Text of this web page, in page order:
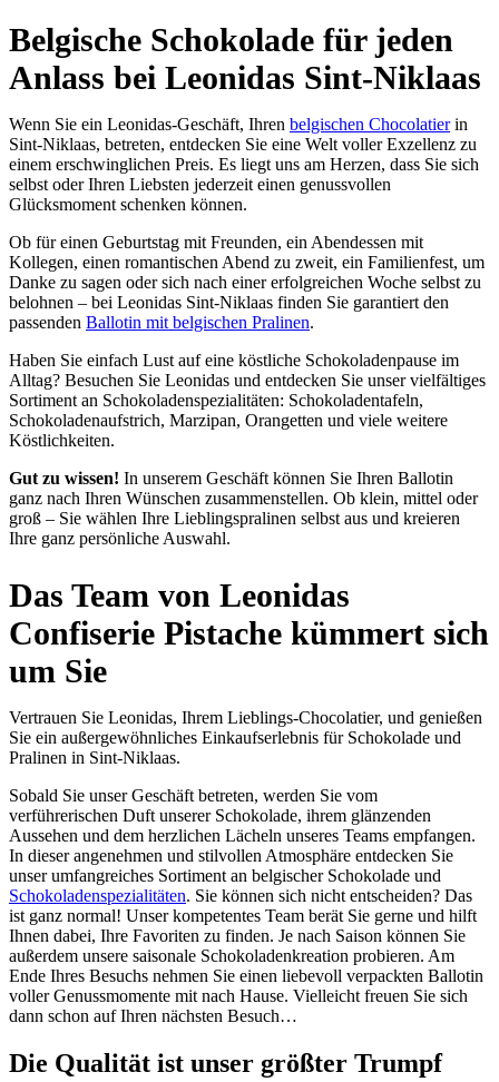
Belgische Schokolade für jeden
Anlass bei Leonidas Sint-Niklaas
Wenn Sie ein Leonidas-Geschäft, Ihren belgischen Chocolatierin
Sint-Niklaas, betreten, entdecken Sie eine Welt voller Exzellenz zu
einem erschwinglichen Preis. Es liegt uns am Herzen, dass Sie sich
selbst oder Ihren Liebsten jederzeit einen genussvollen
Glücksmoment schenken können.
Ob für einen Geburtstag mit Freunden, ein Abendessen mit
Kollegen, einen romantischen Abend zu zweit, ein Familienfest, um
Danke zu sagen oder sich nach einer erfolgreichen Woche selbst zu
belohnen – bei Leonidas Sint-Niklaas finden Sie garantiert den
passenden Ballotin mit belgischen Pralinen.
Haben Sie einfach Lust auf eine köstliche Schokoladenpause im
Alltag? Besuchen Sie Leonidas und entdecken Sie unser vielfältiges
Sortiment an Schokoladenspezialitäten: Schokoladentafeln,
Schokoladenaufstrich, Marzipan, Orangetten und viele weitere
Köstlichkeiten.
Gut zu wissen! In unserem Geschäft können Sie Ihren Ballotin
ganz nach Ihren Wünschen zusammenstellen. Ob klein, mittel oder
groß – Sie wählen Ihre Lieblingspralinen selbst aus und kreieren
Ihre ganz persönliche Auswahl.
Das Team von Leonidas
Confiserie Pistache kümmert sich
um Sie
Vertrauen Sie Leonidas, Ihrem Lieblings-Chocolatier, und genießen
Sie ein außergewöhnliches Einkaufserlebnis für Schokolade und
Pralinen in Sint-Niklaas.
Sobald Sie unser Geschäft betreten, werden Sie vom
verführerischen Duft unserer Schokolade, ihrem glänzenden
Aussehen und dem herzlichen Lächeln unseres Teams empfangen.
In dieser angenehmen und stilvollen Atmosphäre entdecken Sie
unser umfangreiches Sortiment an belgischer Schokolade und
Schokoladenspezialitäten. Sie können sich nicht entscheiden? Das
ist ganz normal! Unser kompetentes Team berät Sie gerne und hilft
Ihnen dabei, Ihre Favoriten zu finden. Je nach Saison können Sie
außerdem unsere saisonale Schokoladenkreation probieren. Am
Ende Ihres Besuchs nehmen Sie einen liebevoll verpackten Ballotin
voller Genussmomente mit nach Hause. Vielleicht freuen Sie sich
dann schon auf Ihren nächsten Besuch…
Die Qualität ist unser größter Trumpf